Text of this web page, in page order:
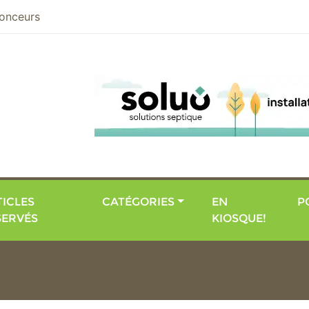
CATÉGORIES
EN
KIOSQUE!